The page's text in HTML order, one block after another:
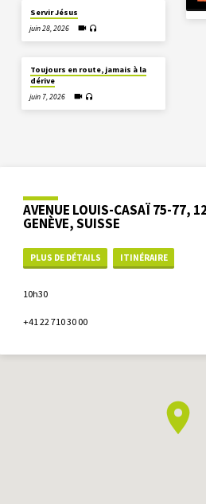
Servir Jésus
juin 28, 2026
Toujours en route, jamais à la
dérive
juin 7, 2026
AVENUE LOUIS-CASAÏ 75-77,
GENÈVE, SUISSE
PLUS DE DÉTAILS ITINÉRAIRE
10h30
+41 22 710 30 00